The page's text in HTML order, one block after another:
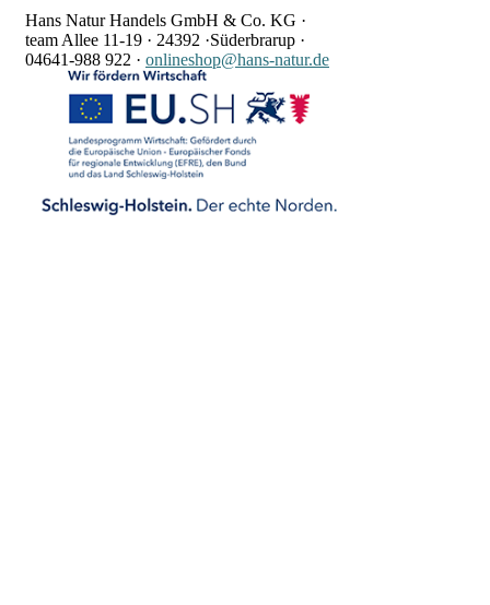
Hans Natur Handels GmbH & Co. KG ·
team Allee 11-19 · 24392 ·Süderbrarup ·
04641-988 922 · onlineshop@hans-natur.de